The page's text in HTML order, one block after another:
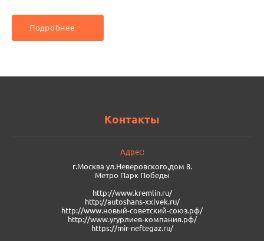
Подробнее
Контакты
Адрес:
г.Москва ул.Неверовского,дом 8.
Метро Парк Победы
http://www.kremlin.ru/
http://autoshans-xxlvek.ru/
​http://www.новый-советский-союз.рф/
http://www.угурлиев-компания.рф/
https://mir-neftegaz.ru/